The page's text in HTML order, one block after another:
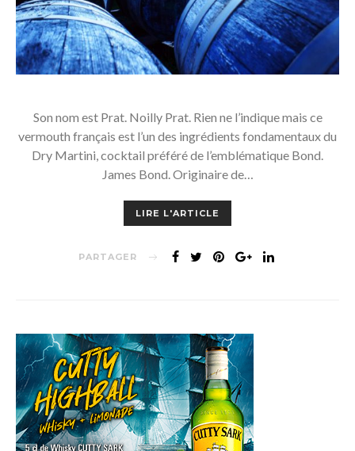
Son nom est Prat. Noilly Prat. Rien ne l’indique mais ce
vermouth français est l’un des ingrédients fondamentaux du
Dry Martini, cocktail préféré de l’emblématique Bond.
James Bond. Originaire de…
LIRE L'ARTICLE
PARTAGER